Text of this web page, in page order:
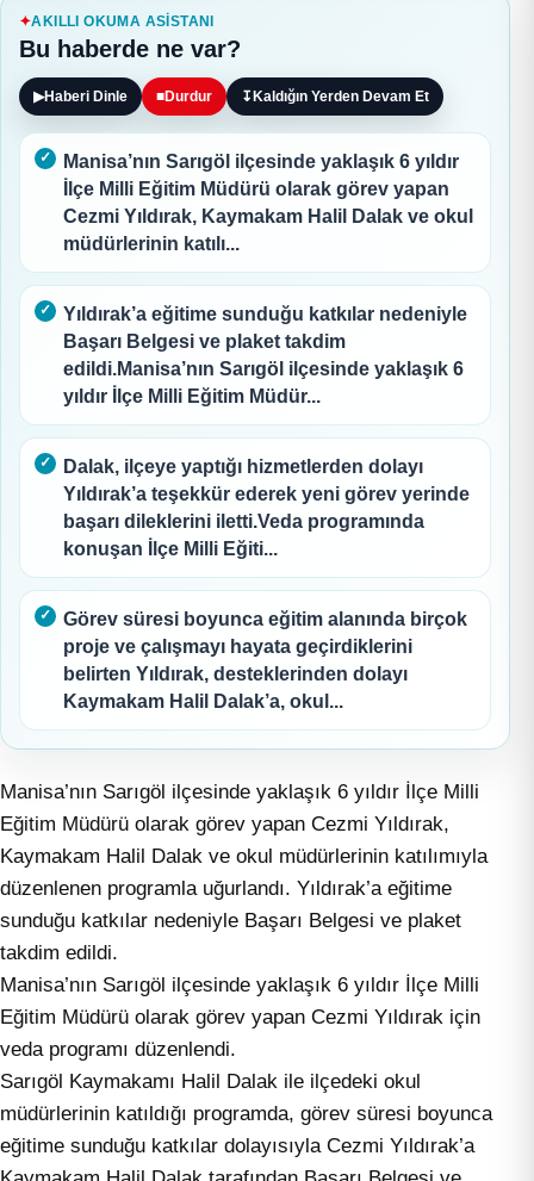
AKILLI OKUMA ASISTANI
Bu haberde ne var?
▶Haberi Dinle ■Durdur ↧Kaldığın Yerden Devam Et
Manisa’nın Sarıgöl ilçesinde yaklaşık 6 yıldır
İlçe Milli Eğitim Müdürü olarak görev yapan
Cezmi Yıldırak, Kaymakam Halil Dalak ve okul
müdürlerinin katılı...
Yıldırak’a eğitime sunduğu katkılar nedeniyle
Başarı Belgesi ve plaket takdim
edildi.Manisa’nın Sarıgöl ilçesinde yaklaşık 6
yıldır İlçe Milli Eğitim Müdür...
Dalak, ilçeye yaptığı hizmetlerden dolayı
Yıldırak’a teşekkür ederek yeni görev yerinde
başarı dileklerini iletti.Veda programında
konuşan İlçe Milli Eğiti...
Görev süresi boyunca eğitim alanında birçok
proje ve çalışmayı hayata geçirdiklerini
belirten Yıldırak, desteklerinden dolayı
Kaymakam Halil Dalak’a, okul...
Manisa’nın Sarıgöl ilçesinde yaklaşık 6 yıldır İlçe Milli
Eğitim Müdürü olarak görev yapan Cezmi Yıldırak,
Kaymakam Halil Dalak ve okul müdürlerinin katılımıyla
düzenlenen programla uğurlandı. Yıldırak’a eğitime
sunduğu katkılar nedeniyle Başarı Belgesi ve plaket
takdim edildi.
Manisa’nın Sarıgöl ilçesinde yaklaşık 6 yıldır İlçe Milli
Eğitim Müdürü olarak görev yapan Cezmi Yıldırak için
veda programı düzenlendi.
Sarıgöl Kaymakamı Halil Dalak ile ilçedeki okul
müdürlerinin katıldığı programda, görev süresi boyunca
eğitime sunduğu katkılar dolayısıyla Cezmi Yıldırak’a